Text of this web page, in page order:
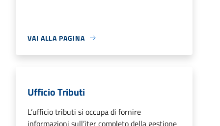
VAI ALLA PAGINA
Ufficio Tributi
L’ufficio tributi si occupa di fornire
informazioni sull’iter completo della gestione